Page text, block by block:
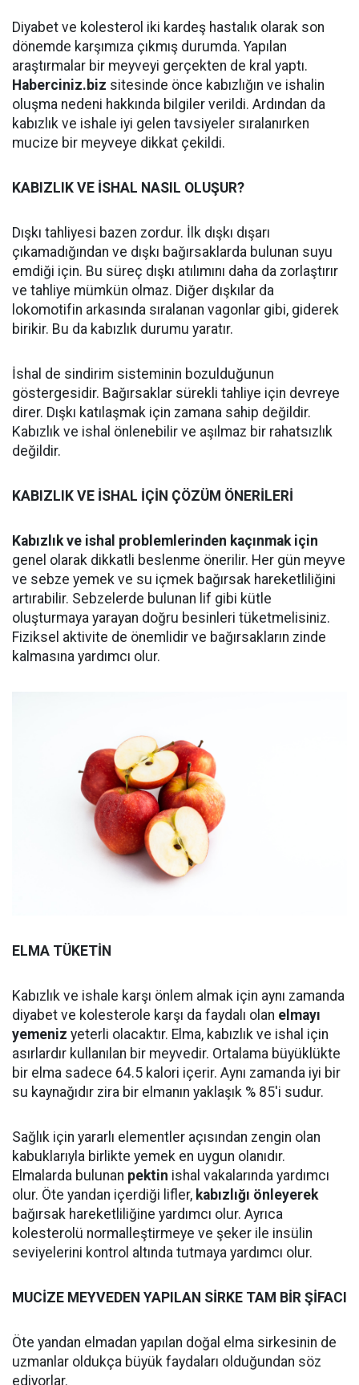
Diyabet ve kolesterol iki kardeş hastalık olarak son
dönemde karşımıza çıkmış durumda. Yapılan
araştırmalar bir meyveyi gerçekten de kral yaptı.
Haberciniz.biz sitesinde önce kabızlığın ve ishalin
oluşma nedeni hakkında bilgiler verildi. Ardından da
kabızlık ve ishale iyi gelen tavsiyeler sıralanırken
mucize bir meyveye dikkat çekildi.
KABIZLIK VE İSHAL NASIL OLUŞUR?
Dışkı tahliyesi bazen zordur. İlk dışkı dışarı
çıkamadığından ve dışkı bağırsaklarda bulunan suyu
emdiği için. Bu süreç dışkı atılımını daha da zorlaştırır
ve tahliye mümkün olmaz. Diğer dışkılar da
lokomotifin arkasında sıralanan vagonlar gibi, giderek
birikir. Bu da kabızlık durumu yaratır.
İshal de sindirim sisteminin bozulduğunun
göstergesidir. Bağırsaklar sürekli tahliye için devreye
direr. Dışkı katılaşmak için zamana sahip değildir.
Kabızlık ve ishal önlenebilir ve aşılmaz bir rahatsızlık
değildir.
KABIZLIK VE İSHAL İÇİN ÇÖZÜM ÖNERİLERİ
Kabızlık ve ishal problemlerinden kaçınmak için
genel olarak dikkatli beslenme önerilir. Her gün meyve
ve sebze yemek ve su içmek bağırsak hareketliliğini
artırabilir. Sebzelerde bulunan lif gibi kütle
oluşturmaya yarayan doğru besinleri tüketmelisiniz.
Fiziksel aktivite de önemlidir ve bağırsakların zinde
kalmasına yardımcı olur.
ELMA TÜKETİN
Kabızlık ve ishale karşı önlem almak için aynı zamanda
diyabet ve kolesterole karşı da faydalı olan elmayı
yemeniz yeterli olacaktır. Elma, kabızlık ve ishal için
asırlardır kullanılan bir meyvedir. Ortalama büyüklükte
bir elma sadece 64.5 kalori içerir. Aynı zamanda iyi bir
su kaynağıdır zira bir elmanın yaklaşık % 85'i sudur.
Sağlık için yararlı elementler açısından zengin olan
kabuklarıyla birlikte yemek en uygun olanıdır.
Elmalarda bulunan pektin ishal vakalarında yardımcı
olur. Öte yandan içerdiği lifler, kabızlığı önleyerek
bağırsak hareketliliğine yardımcı olur. Ayrıca
kolesterolü normalleştirmeye ve şeker ile insülin
seviyelerini kontrol altında tutmaya yardımcı olur.
MUCİZE MEYVEDEN YAPILAN SİRKE TAM BİR ŞİFACI
Öte yandan elmadan yapılan doğal elma sirkesinin de
uzmanlar oldukça büyük faydaları olduğundan söz
ediyorlar.